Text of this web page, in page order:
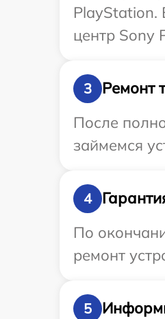
PlayStation.
центр Sony
3
Ремонт
После
займемся
4
По
ремонт
5